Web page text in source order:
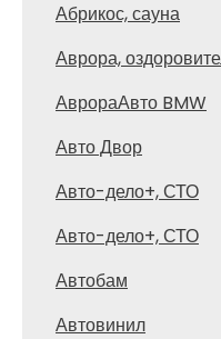
Абрикос, сауна
Аврора,
АврораАвто BMW
Авто Двор
Авто-дело+, СТО
Авто-дело+, СТО
Автобам
Автовинил